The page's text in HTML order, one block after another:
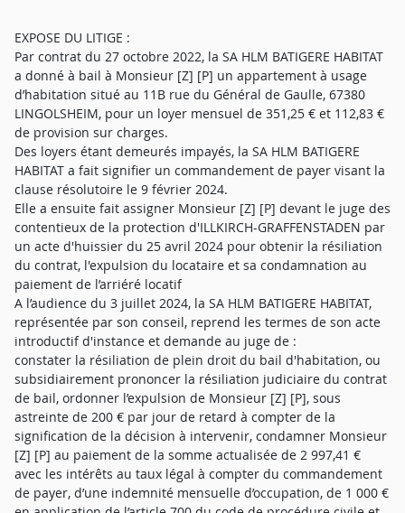
EXPOSE DU LITIGE :
Par contrat du 27 octobre 2022, la SA HLM BATIGERE HABITAT
a donné à bail à Monsieur [Z] [P] un appartement à usage
d’habitation situé au 11B rue du Général de Gaulle, 67380
LINGOLSHEIM, pour un loyer mensuel de 351,25 € et 112,83 €
de provision sur charges.
Des loyers étant demeurés impayés, la SA HLM BATIGERE
HABITAT a fait signifier un commandement de payer visant la
clause résolutoire le 9 février 2024.
Elle a ensuite fait assigner Monsieur [Z] [P] devant le juge des
contentieux de la protection d'ILLKIRCH-GRAFFENSTADEN par
un acte d'huissier du 25 avril 2024 pour obtenir la résiliation
du contrat, l'expulsion du locataire et sa condamnation au
paiement de l’arriéré locatif
A l’audience du 3 juillet 2024, la SA HLM BATIGERE HABITAT,
représentée par son conseil, reprend les termes de son acte
introductif d'instance et demande au juge de :
constater la résiliation de plein droit du bail d'habitation, ou
subsidiairement prononcer la résiliation judiciaire du contrat
de bail, ordonner l’expulsion de Monsieur [Z] [P], sous
astreinte de 200 € par jour de retard à compter de la
signification de la décision à intervenir, condamner Monsieur
[Z] [P] au paiement de la somme actualisée de 2 997,41 €
avec les intérêts au taux légal à compter du commandement
de payer, d’une indemnité mensuelle d’occupation, de 1 000 €